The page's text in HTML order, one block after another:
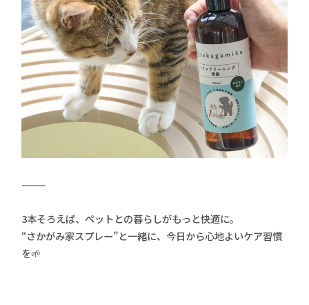
⸻
3本そろえば、ペットとの暮らしがもっと快適に。
“さかがみ家スプレー”と一緒に、今日から心地よいケア習慣
を🌱